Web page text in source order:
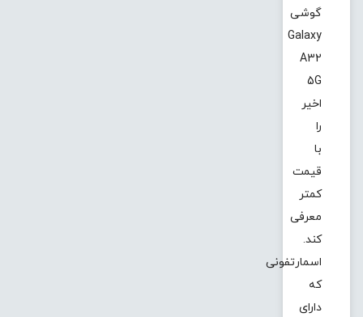
گوشی
Galaxy
A32
5G
اخیر
را
با
قیمت
کمتر
معرفی
کند.
اسمارتفونی
که
دارای